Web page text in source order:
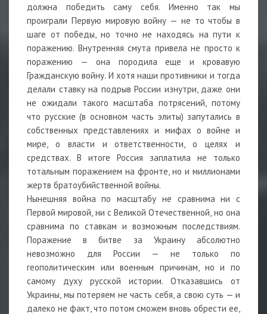
должна победить саму себя. Именно так мы
проиграли Первую мировую войну — не то чтобы в
шаге от победы, но точно не находясь на пути к
поражению. Внутренняя смута привела не просто к
поражению — она породила еще и кровавую
Гражданскую войну. И хотя наши противники и тогда
делали ставку на подрыв России изнутри, даже они
не ожидали такого масштаба потрясений, потому
что русские (в основном часть элиты) запутались в
собственных представлениях и мифах о войне и
мире, о власти и ответственности, о целях и
средствах. В итоге Россия заплатила не только
тотальным поражением на фронте, но и миллионами
жертв братоубийственной войны.
Нынешняя война по масштабу не сравнима ни с
Первой мировой, ни с Великой Отечественной, но она
сравнима по ставкам и возможным последствиям.
Поражение в битве за Украину абсолютно
невозможно для России — не только по
геополитическим или военным причинам, но и по
самому духу русской истории. Отказавшись от
Украины, мы потеряем не часть себя, а свою суть — и
далеко не факт, что потом сможем вновь обрести ее,